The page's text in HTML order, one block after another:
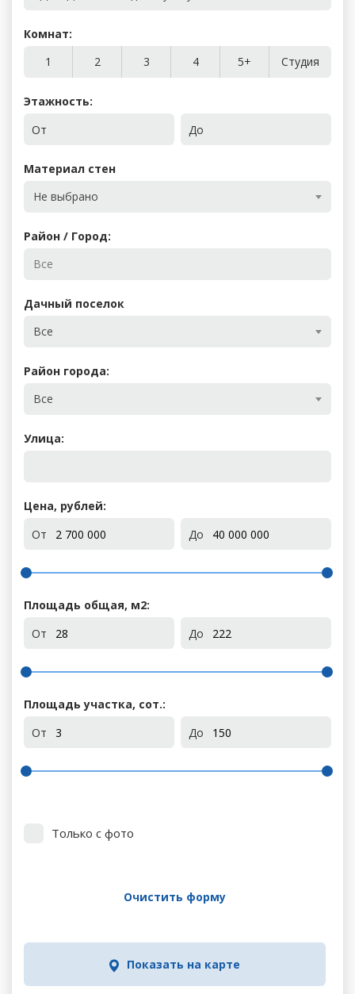
Комнат:
1
2 3 4 5+ Студия
Этажность:
От
До
Материал стен
Не выбрано
Район / Город:
Дачный поселок
Все
Район города:
Все
Улица:
Цена, рублей:
От
До
Площадь общая, м2:
От
До
Площадь участка, сот.:
От
До
Только с фото
Очистить форму
Показать на карте